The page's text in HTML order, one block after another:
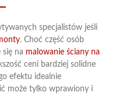
specjalistów jeśli
. Choć część osób
się na malowanie ściany na
ceni bardziej solidne
efektu idealnie
może tylko wprawiony i